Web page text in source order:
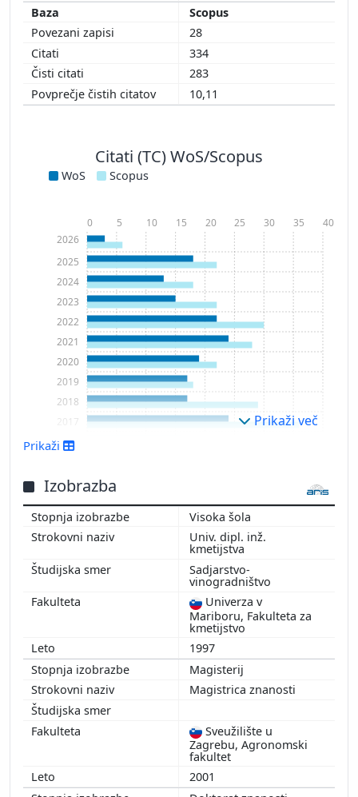
Scopus
28
334
283
10,11
Citati (TC) WoS/Scopus
WoS Scopus
2008
2009
2011
2012
2014
2016
2017
2018
2019
2020
2021
2022
2023
2024
2025
2026
0 5 10 15 20 25 30 35 40
Prikaži več
Prikaži
Izobrazba
Visoka šola
Univ. dipl. inž.
kmetijstva
Sadjarstvo-
vinogradništvo
Univerza v
Mariboru, Fakulteta za
kmetijstvo
1997
Magisterij
Magistrica znanosti
Sveužilište u
Zagrebu, Agronomski
fakultet
2001